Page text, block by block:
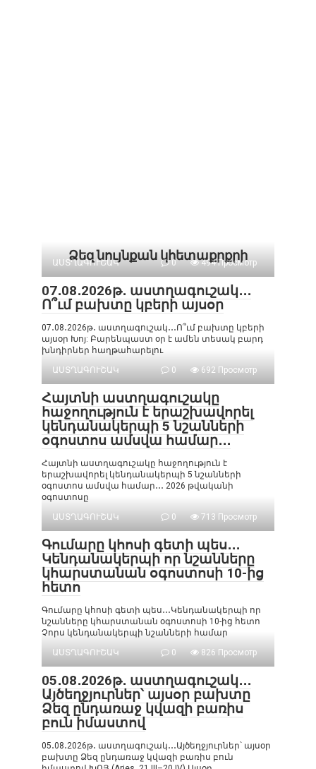
Ձեզ նույնքան կհետաքրքրի
ԱՍՏՂԱԳՈՒՇԱԿ 0 494 Просмотр
07․08․2026թ․ աստղագուշակ․․․
Ո՞ւմ բախտը կբերի այսօր
07․08․2026թ․ աստղագուշակ․․․Ո՞ւմ բախտը կբերի
այսօր Խոյ: Բարենպաստ օր է ամեն տեսակ բարդ
խնդիրներ հաղթահարելու
ԱՍՏՂԱԳՈՒՇԱԿ
0 692 Просмотр
Հայտնի աստղագուշակը
հաջողություն է երաշխավորել
կենդանակերպի 5 նշանների
օգոստոս ամսվա համար․․․
Հայտնի աստղագուշակը հաջողություն է
երաշխավորել կենդանակերպի 5 նշանների
օգոստոս ամսվա համար․․․ 2026 թվականի
օգոստոսը
ԱՍՏՂԱԳՈՒՇԱԿ
0 713 Просмотр
Գումարը կհոսի գետի պես․․․
Կենդանակերպի որ նշանները
կհարստանան օգոստոսի 10-ից
հետո
Գումարը կհոսի գետի պես․․․Կենդանակերպի որ
նշանները կհարստանան օգոստոսի 10-ից հետո
Չորս կենդանակերպի նշանների համար
ԱՍՏՂԱԳՈՒՇԱԿ
0 826 Просмотр
05․08․2026թ․ աստղագուշակ․․․
Այծեղջյուրներ՝ այսօր բախտը
Ձեզ ընդառաջ կվազի բառիս
բուն իմաստով
05․08․2026թ․ աստղագուշակ․․․Այծեղջյուրներ՝ այսօր
բախտը Ձեզ ընդառաջ կվազի բառիս բուն